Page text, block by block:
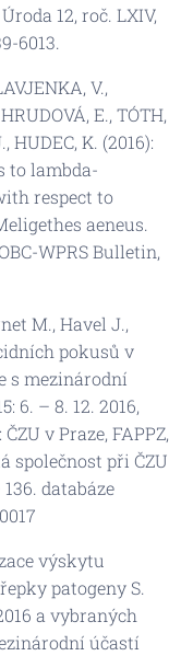
12, roč. LXIV,
6013.
V.,
E., TÓTH,
HUDEC, K. (2016):
to lambda-
respect to
aeneus.
WPRS Bulletin,
M., Havel J.,
pokusů v
s mezinárodní
6. – 8. 12. 2016,
v Praze, FAPPZ,
společnost při ČZU
databáze
výskytu
patogeny S.
a vybraných
účastí